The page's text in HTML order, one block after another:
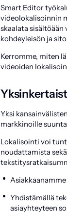
Smart Editor
videolokalisoinnin
skaalata
kohdeyleisön ja
Kerromme, miten
videoiden
Yksi
markkinoille
Lokalisointi voi
noudattamista
Yhdistämällä
asiayhteyteen